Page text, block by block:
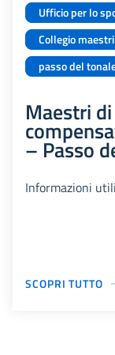
Ufficio per lo
Collegio
passo del
Maestri
– Passo
Informazioni
SCOPRI TUTTO